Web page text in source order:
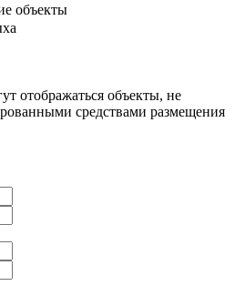
объекты
отображаться объекты, не
средствами размещения